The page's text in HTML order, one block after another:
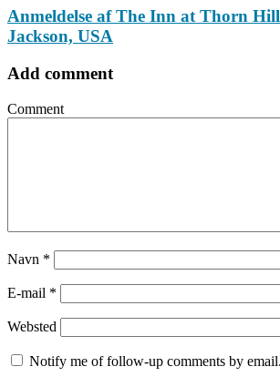
Anmeldelse af The Inn at Thorn
Jackson, USA
Add comment
Comment
Navn *
E-mail *
Websted
Notify me of follow-up comments by email.